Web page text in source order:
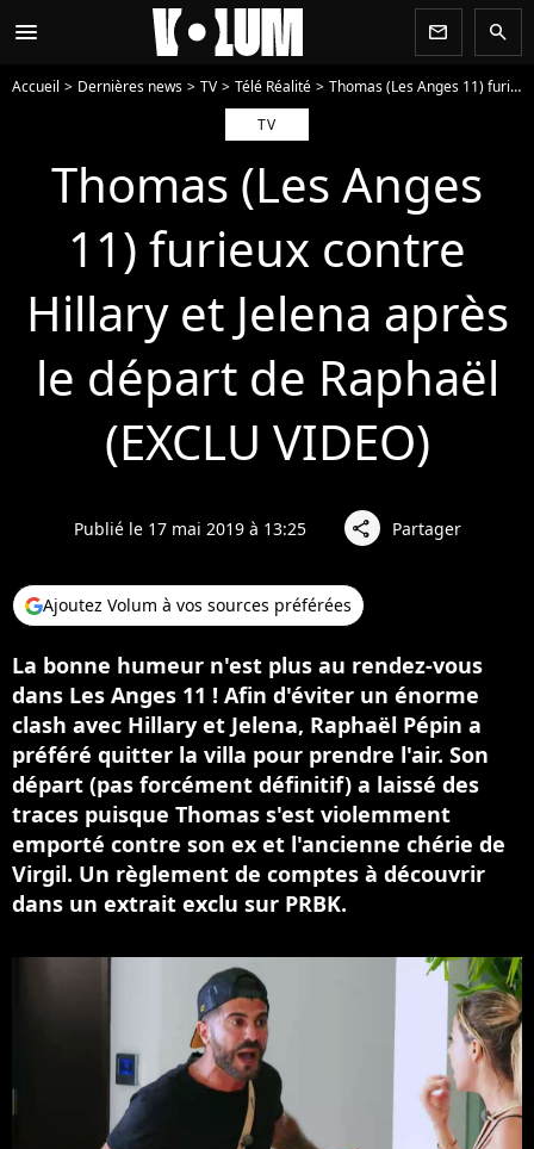
menu newsletter search
Accueil Dernières news TV Télé Réalité
Thomas (Les Anges 11) furieux contre Hillary et Jelena après le départ de Raphaël (EXCLU VIDEO)
TV
Thomas (Les Anges
11) furieux contre
Hillary et Jelena après
le départ de Raphaël
(EXCLU VIDEO)
Publié le 17 mai 2019 à 13:25 share Partager
Ajoutez Volum à vos sources préférées
La bonne humeur n'est plus au rendez-vous
dans Les Anges 11 ! Afin d'éviter un énorme
clash avec Hillary et Jelena, Raphaël Pépin a
préféré quitter la villa pour prendre l'air. Son
départ (pas forcément définitif) a laissé des
traces puisque Thomas s'est violemment
emporté contre son ex et l'ancienne chérie de
Virgil. Un règlement de comptes à découvrir
dans un extrait exclu sur PRBK.